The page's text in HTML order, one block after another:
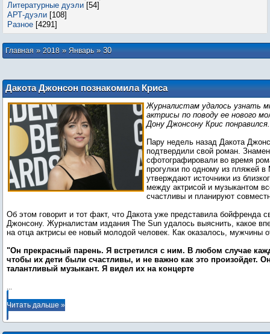
Литературные дуэли [54]
АРТ-дуэли [108]
Разное [4291]
Главная»2018 » Январь » 30
Дакота Джонсон познакомила Криса
Мартина со своим отцом
Журналистам удалось узнать
актрисы по поводу ее нового
Дону Джонсону Крис понравился.
Пару недель назад Дакота
подтвердили свой роман.
сфотографировали во время
прогулки по одному из пляжей в
утверждают источники из
между актрисой и музыкантом
счастливы и планируют
Об этом говорит и тот факт, что Дакота уже представила бойфренда
Джонсону. Журналистам издания The Sun удалось выяснить, какое
на отца актрисы ее новый молодой человек. Как оказалось, мужчины
"Он прекрасный парень. Я встретился с ним. В любом случае
чтобы их дети были счастливы, и не важно как это произойдет.
талантливый музыкант. Я видел их на концерте
Читать дальше »